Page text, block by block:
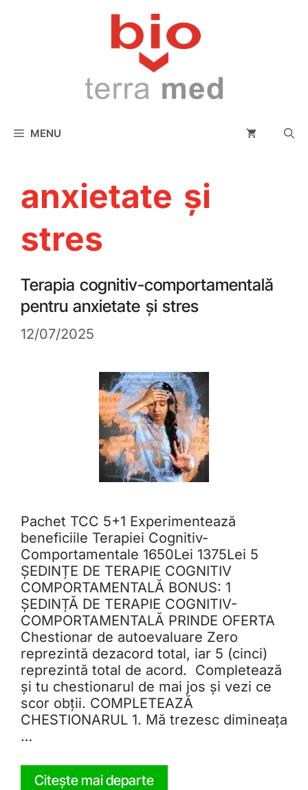
MENU
anxietate și
stres
Terapia cognitiv-comportamentală
pentru anxietate și stres
12/07/2025
Pachet TCC 5+1 Experimentează
beneficiile Terapiei Cognitiv-
Comportamentale 1650Lei 1375Lei 5
ȘEDINȚE DE TERAPIE COGNITIV
COMPORTAMENTALĂ BONUS: 1
ȘEDINȚĂ DE TERAPIE COGNITIV-
COMPORTAMENTALĂ PRINDE OFERTA
Chestionar de autoevaluare Zero
reprezintă dezacord total, iar 5 (cinci)
reprezintă total de acord. Completează
și tu chestionarul de mai jos și vezi ce
scor obții. COMPLETEAZĂ
CHESTIONARUL 1. Mă trezesc dimineața
…
Citește mai departe